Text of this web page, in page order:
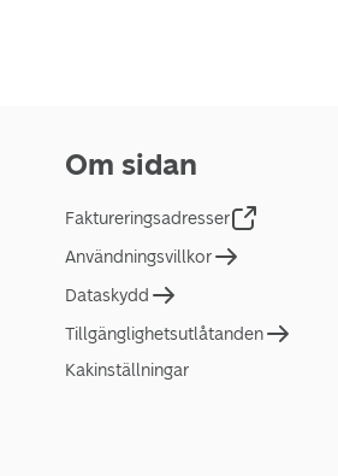
Om sidan
Faktureringsadresser
Användningsvillkor
Dataskydd
Tillgänglighetsutlåtanden
Kakinställningar